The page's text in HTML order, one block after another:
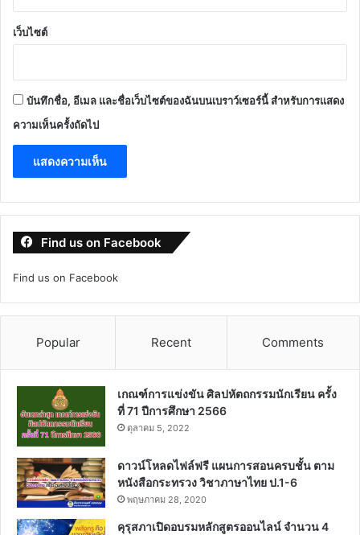
เว็บไซต์
บันทึกชื่อ, อีเมล และชื่อเว็บไซต์ของฉันบนเบราว์เซอร์นี้ สำหรับการแสดง
ความเห็นครั้งถัดไป
Find us on Facebook
Find us on Facebook
Popular Recent Comments
เกณฑ์การแข่งขัน ศิลปหัตถกรรมนักเรียน ครั้ง
ที่ 71 ปีการศึกษา 2566
ตุลาคม 5, 2022
ดาวน์โหลดไฟล์ฟรี แผนการสอนครบชั้น ตาม
หนังสือกระทรวง วิชาภาษาไทย ป.1-6
พฤษภาคม 28, 2020
คุรุสภาเปิดอบรมหลักสูตรออนไลน์ จำนวน 4